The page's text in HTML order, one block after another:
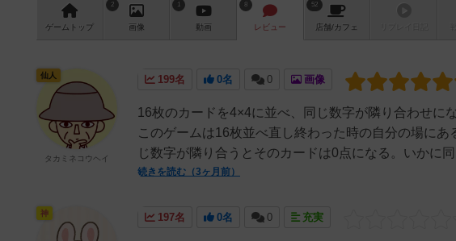
ゲーム トップ
2
画像
1
動画
8
レビュー
52
店舗/カフェ
199名 0名 0 画像
16枚のカードを4×4に並べ、同じ数字が隣り合わせに
このゲームは16枚並べ直し終わった時の自分の場に
じ数字が隣り合うとそのカードは0点になる。いかに
続きを読む（3ヶ月前）
仙人
タカミネコウヘイ
197名 0名 0 充実
神